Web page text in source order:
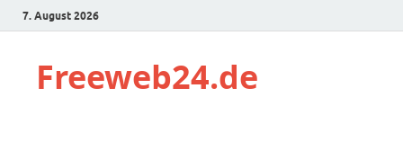
7. August 2026
Freeweb24.de